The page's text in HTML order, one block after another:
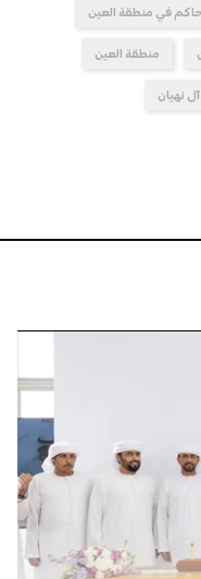
في منطقة العين
منطقة العين
نهيان